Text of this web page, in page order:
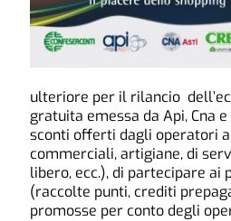
ulteriore per il rilancio
gratuita emessa da Api, Cna
sconti offerti dagli operatori
commerciali, artigiane, di
libero, ecc.), di partecipare
(raccolte punti, crediti
promosse per conto degli